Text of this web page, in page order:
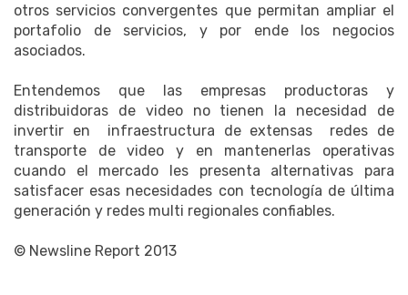
otros servicios convergentes que permitan ampliar el
portafolio de servicios, y por ende los negocios
asociados.
Entendemos que las empresas productoras y
distribuidoras de video no tienen la necesidad de
invertir en infraestructura de extensas redes de
transporte de video y en mantenerlas operativas
cuando el mercado les presenta alternativas para
satisfacer esas necesidades con tecnología de última
generación y redes multi regionales confiables.
© Newsline Report 2013